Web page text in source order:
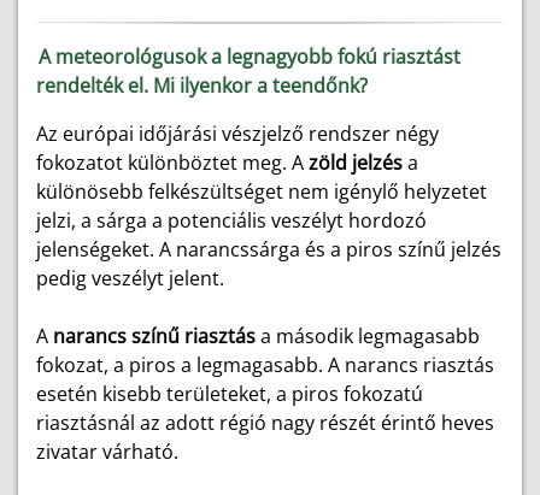
A meteorológusok a legnagyobb fokú riasztást
rendelték el. Mi ilyenkor a teendőnk?
Az európai időjárási vészjelző rendszer négy
fokozatot különböztet meg. Azöld jelzésa
különösebb felkészültséget nem igénylő helyzetet
jelzi, a sárga a potenciális veszélyt hordozó
jelenségeket. A narancssárga és a piros színű jelzés
pedig veszélyt jelent.
A narancs színű riasztása második legmagasabb
fokozat, a piros a legmagasabb. A narancs riasztás
esetén kisebb területeket, a piros fokozatú
riasztásnál az adott régió nagy részét érintő heves
zivatar várható.